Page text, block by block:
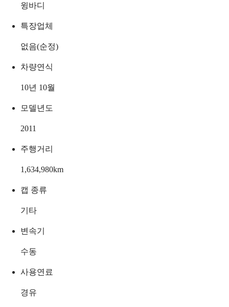
윙바디
특장업체
없음(순정)
차량연식
10년 10월
모델년도
2011
주행거리
1,634,980km
캡 종류
기타
변속기
수동
사용연료
경유